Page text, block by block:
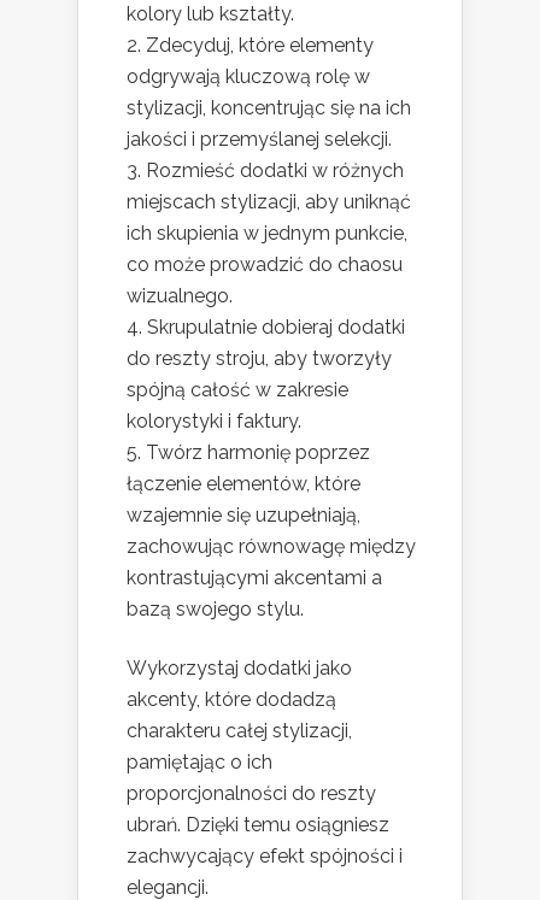
kolory lub kształty.
Zdecyduj, które elementy
odgrywają kluczową rolę w
stylizacji, koncentrując się na ich
jakości i przemyślanej selekcji.
Rozmieść dodatki w różnych
miejscach stylizacji, aby uniknąć
ich skupienia w jednym punkcie,
co może prowadzić do chaosu
wizualnego.
Skrupulatnie dobieraj dodatki
do reszty stroju, aby tworzyły
spójną całość w zakresie
kolorystyki i faktury.
Twórz harmonię poprzez
łączenie elementów, które
wzajemnie się uzupełniają,
zachowując równowagę między
kontrastującymi akcentami a
bazą swojego stylu.
Wykorzystaj dodatki jako
akcenty, które dodadzą
charakteru całej stylizacji,
pamiętając o ich
proporcjonalności do reszty
ubrań. Dzięki temu osiągniesz
zachwycający efekt spójności i
elegancji.